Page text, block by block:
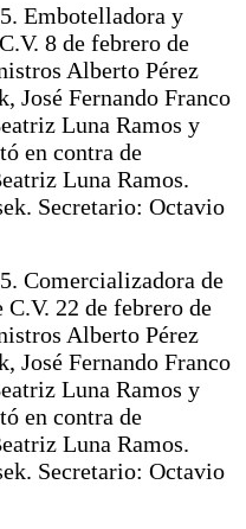
Embotelladora y
8 de febrero de
Alberto Pérez
José Fernando Franco
Luna Ramos y
en contra de
Luna Ramos.
Secretario: Octavio
Comercializadora de
22 de febrero de
Alberto Pérez
José Fernando Franco
Luna Ramos y
en contra de
Luna Ramos.
Secretario: Octavio